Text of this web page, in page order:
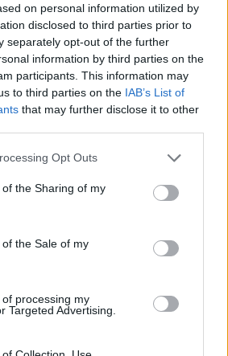
on personal information utilized by
disclosed to third parties prior to
separately opt-out of the further
information by third parties on the
participants. This information may
to third parties on the IAB’s List of
that may further disclose it to other
app uses one or more Google
or usage behaviour. You may click to
to Google and its third-party tags to
specified purposes in below Google
Opt Outs
the Sharing of my
the Sale of my
processing my
Targeted Advertising.
Atac sospende autista:
video su Tik Tok mentre
fa
Anna Falchi?
conferma: “Se son